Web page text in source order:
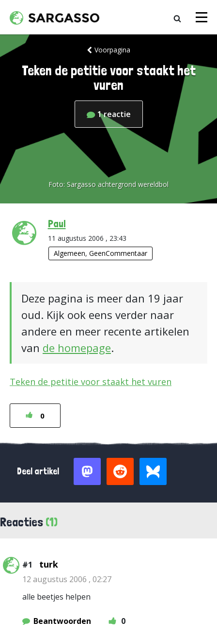
Voorpagina
Teken de petitie voor staakt het
vuren
1reactie
Foto: Sargasso achtergrond wereldbol
Paul
11 augustus 2006 , 23:43
Algemeen, GeenCommentaar
Deze pagina is meer dan 19 jaar
oud. Kijk ook eens verder naar
andere en meer recente artikelen
van de homepage.
Teken de petitie voor staakt het vuren
0
Deel artikel
Reacties (1)
#1 turk
12 augustus 2006 , 02:27
alle beetjes helpen
Beantwoorden 0